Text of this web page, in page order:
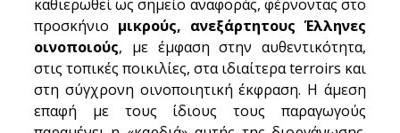
καθιερωθεί ως σημείο αναφοράς, φέρνοντας στο
προσκήνιο μικρούς, ανεξάρτητους Έλληνες
οινοποιούς, με έμφαση στην αυθεντικότητα,
στις τοπικές ποικιλίες, στα ιδιαίτερα terroirs και
στη σύγχρονη οινοποιητική έκφραση. Η άμεση
επαφή με τους ίδιους τους παραγωγούς